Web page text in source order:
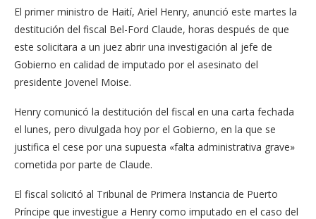
El primer ministro de Haití, Ariel Henry, anunció este martes la
destitución del fiscal Bel-Ford Claude, horas después de que
este solicitara a un juez abrir una investigación al jefe de
Gobierno en calidad de imputado por el asesinato del
presidente Jovenel Moise.
Henry comunicó la destitución del fiscal en una carta fechada
el lunes, pero divulgada hoy por el Gobierno, en la que se
justifica el cese por una supuesta «falta administrativa grave»
cometida por parte de Claude.
El fiscal solicitó al Tribunal de Primera Instancia de Puerto
Príncipe que investigue a Henry como imputado en el caso del